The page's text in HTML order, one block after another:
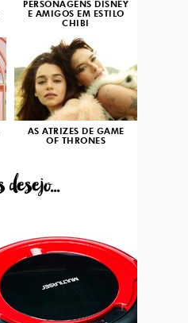
PERSONAGENS DISNEY
E AMIGOS EM ESTILO
CHIBI
AS ATRIZES DE GAME
OF THRONES
desejo...